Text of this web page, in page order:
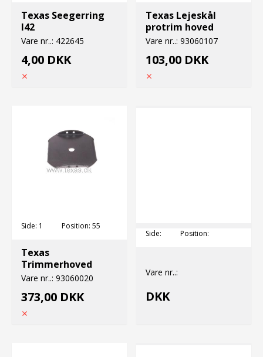
Texas Seegerring
I42
Vare nr..: 422645
4,00 DKK
Texas Lejeskål
protrim hoved
Vare nr..: 93060107
103,00 DKK
Side: 1 Position: 55
Texas
Trimmerhoved
Vare nr..: 93060020
373,00 DKK
Side: Position:
Vare nr..:
DKK